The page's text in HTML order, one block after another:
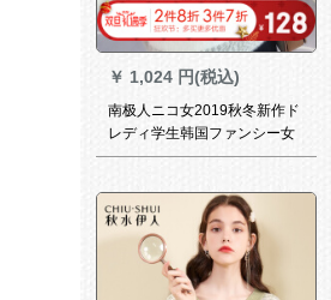
￥ 1,024 円(税込)
南极人ニコ女2019秋冬新作ド
レディ学生韩国ファンシー女
子カーストヘッドフラワーフ